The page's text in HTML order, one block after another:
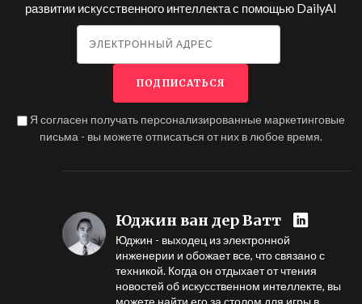
развитии искусственного интеллекта с помощью DailyAI
Я согласен получать персонализированные маркетинговые
письма - вы можете отписаться от них в любое время.
Юджин ван дер Ватт
Юджин - выходец из электронной
инженерии и обожает все, что связано с
техникой. Когда он отдыхает от чтения
новостей об искусственном интеллекте, вы
можете найти его за столом для игры в